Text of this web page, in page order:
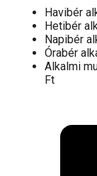
Havibér
Hetibér
Napibér
Órabér
Alkalmi
Ft